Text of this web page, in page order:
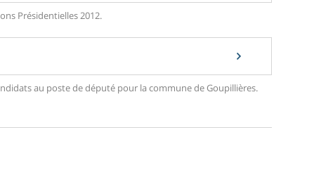
Présidentielles 2012.
au poste de député pour la commune de Goupillières.